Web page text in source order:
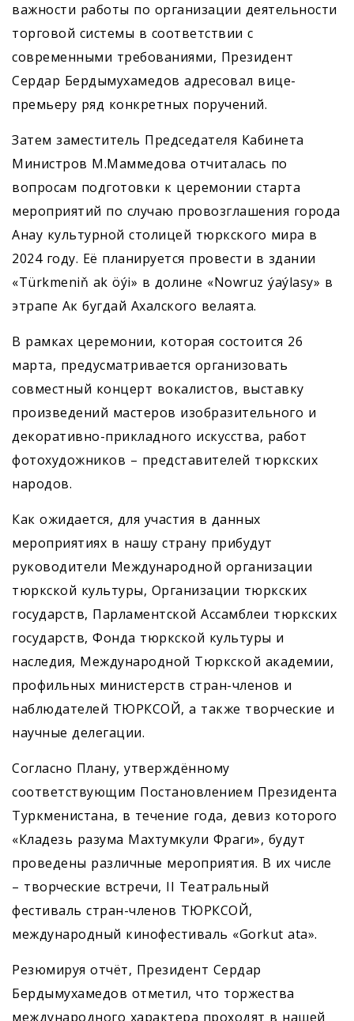
важности работы по организации деятельности
торговой системы в соответствии с
современными требованиями, Президент
Сердар Бердымухамедов адресовал вице-
премьеру ряд конкретных поручений.
Затем заместитель Председателя Кабинета
Министров М.Маммедова отчиталась по
вопросам подготовки к церемонии старта
мероприятий по случаю провозглашения города
Анау культурной столицей тюркского мира в
2024 году. Её планируется провести в здании
«Türkmeniň ak öýi» в долине «Nowruz ýaýlasy» в
этрапе Ак бугдай Ахалского велаята.
В рамках церемонии, которая состоится 26
марта, предусматривается организовать
совместный концерт вокалистов, выставку
произведений мастеров изобразительного и
декоративно-прикладного искусства, работ
фотохудожников – представителей тюркских
народов.
Как ожидается, для участия в данных
мероприятиях в нашу страну прибудут
руководители Международной организации
тюркской культуры, Организации тюркских
государств, Парламентской Ассамблеи тюркских
государств, Фонда тюркской культуры и
наследия, Международной Тюркской академии,
профильных министерств стран-членов и
наблюдателей ТЮРКСОЙ, а также творческие и
научные делегации.
Согласно Плану, утверждённому
соответствующим Постановлением Президента
Туркменистана, в течение года, девиз которого
«Кладезь разума Махтумкули Фраги», будут
проведены различные мероприятия. В их числе
– творческие встречи, II Театральный
фестиваль стран-членов ТЮРКСОЙ,
международный кинофестиваль «Gorkut ata».
Резюмируя отчёт, Президент Сердар
Бердымухамедов отметил, что торжества
международного характера проходят в нашей